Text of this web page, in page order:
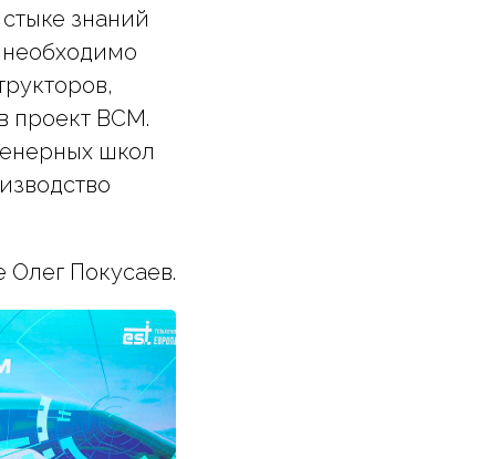
знаний
проект ВСМ.
школ
Покусаев.